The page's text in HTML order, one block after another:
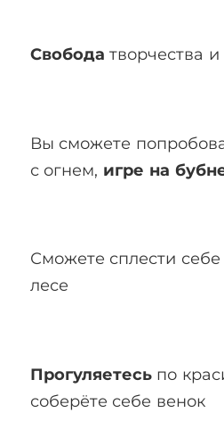
Свобода творчества
Вы сможете
с огнем, игре на
Сможете сплести
лесе
Прогуляетесьпо
соберёте себе венок